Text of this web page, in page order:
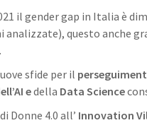
il gender gap in Italia è
questo anche
sfide per il
edella Data Science
Donne 4.0 all’ Innovation